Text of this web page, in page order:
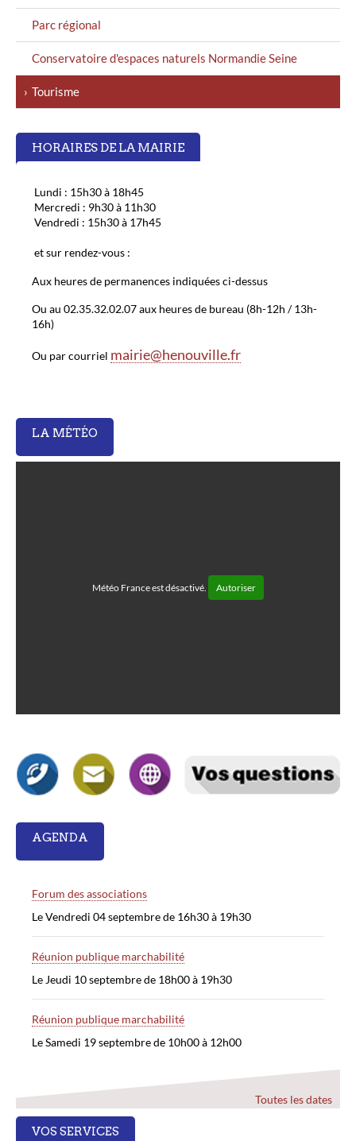
Parc régional
Conservatoire d'espaces naturels Normandie Seine
Tourisme
HORAIRES DE LA MAIRIE
Lundi : 15h30 à 18h45
Mercredi : 9h30 à 11h30
Vendredi : 15h30 à 17h45
et sur rendez-vous :
Aux heures de permanences indiquées ci-dessus
Ou au 02.35.32.02.07 aux heures de bureau (8h-12h / 13h-
16h)
Ou par courriel mairie@henouville.fr
LA MÉTÉO
Météo France est désactivé. Autoriser
AGENDA
Forum des associations
Le Vendredi 04 septembre de 16h30 à 19h30
Réunion publique marchabilité
Le Jeudi 10 septembre de 18h00 à 19h30
Réunion publique marchabilité
Le Samedi 19 septembre de 10h00 à 12h00
Toutes les dates
VOS SERVICES